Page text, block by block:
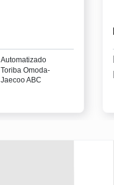
Automatizado
Toriba Omoda-
Jaecoo ABC